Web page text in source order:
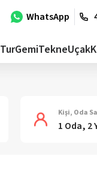
WhatsApp
TurGemiTekneUçak
Kişi, Oda
1 Oda, 2